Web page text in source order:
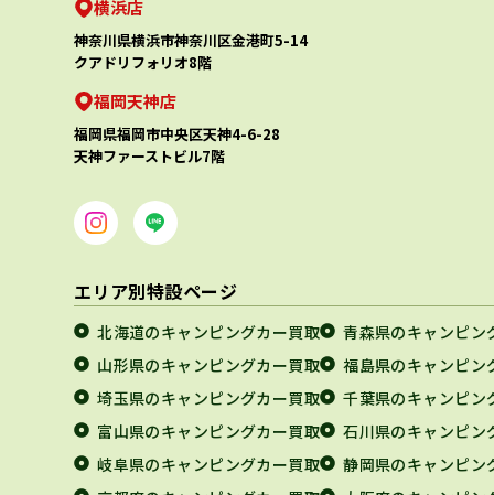
横浜店
神奈川県横浜市神奈川区金港町5-14
クアドリフォリオ8階
福岡天神店
福岡県福岡市中央区天神4-6-28
天神ファーストビル7階
エリア別特設ページ
北海道のキャンピングカー買取
青森県のキャンピン
山形県のキャンピングカー買取
福島県のキャンピン
埼玉県のキャンピングカー買取
千葉県のキャンピン
富山県のキャンピングカー買取
石川県のキャンピン
岐阜県のキャンピングカー買取
静岡県のキャンピン